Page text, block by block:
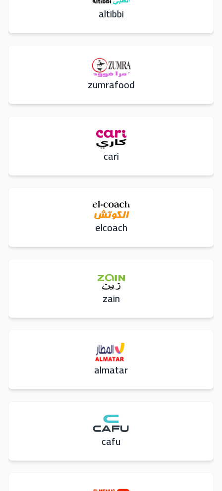
altibbi
zumrafood
cari
elcoach
zain
almatar
cafu